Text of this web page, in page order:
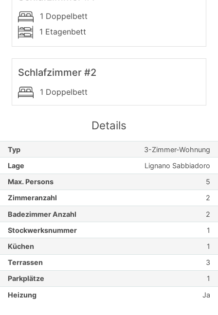
1 Doppelbett
1 Etagenbett
Schlafzimmer #2
1 Doppelbett
Details
Typ
3-Zimmer-Wohnung
Lage
Lignano Sabbiadoro
Max. Persons
5
Zimmeranzahl
2
Badezimmer Anzahl
2
Stockwerksnummer
1
Küchen
1
Terrassen
3
Parkplätze
1
Heizung
Ja